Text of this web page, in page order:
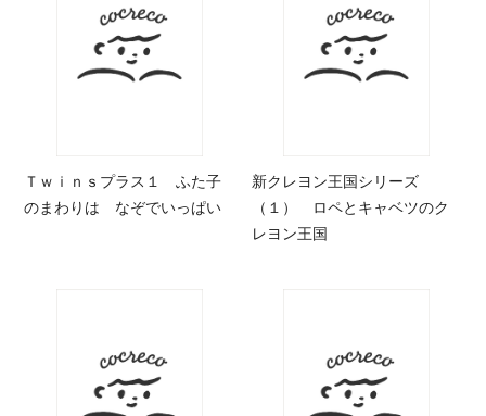
Ｔｗｉｎｓプラス１ ふた子
のまわりは なぞでいっぱい
新クレヨン王国シリーズ
（１） ロペとキャベツのク
レヨン王国